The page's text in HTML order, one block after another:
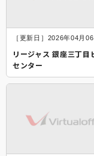
［更新日］2026年04月06
リージャス 銀座三丁目
センター